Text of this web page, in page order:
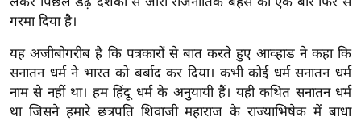
टो
र्ल्ड
न्यू
ज
गरमा दिया है।
यह अजीबोगरीब है कि पत्रकारों से बात करते हुए आव्हाड ने कहा कि
सनातन धर्म ने भारत को बर्बाद कर दिया। कभी कोई धर्म सनातन धर्म
नाम से नहीं था। हम हिंदू धर्म के अनुयायी हैं। यही कथित सनातन धर्म
था जिसने हमारे छत्रपति शिवाजी महाराज के राज्याभिषेक में बाधा